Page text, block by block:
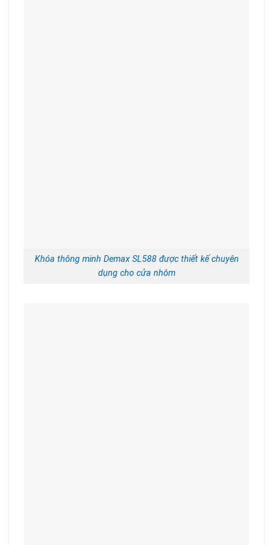
Khóa thông minh Demax SL588 được thiết kế chuyên
dụng cho cửa nhôm